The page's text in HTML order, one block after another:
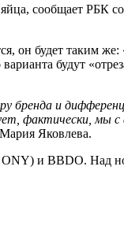
сообщает РБК
он будет таким
будут
и
фактически, мы
Яковлева.
ONY) и BBDO. Над